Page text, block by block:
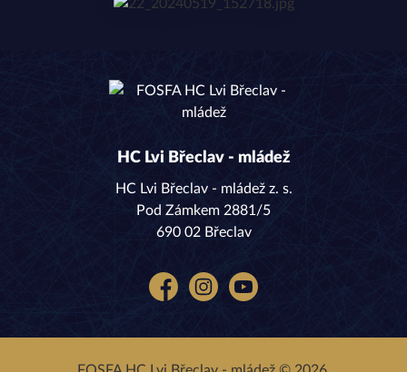
HC Lvi Břeclav - mládež
HC Lvi Břeclav - mládež z. s.
Pod Zámkem 2881/5
690 02 Břeclav
FacebookInstagramYouTube